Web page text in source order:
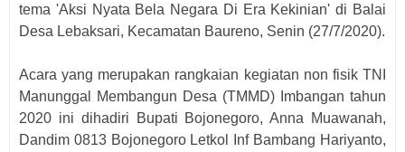
tema 'Aksi Nyata Bela Negara Di Era Kekinian' di Balai
Desa Lebaksari, Kecamatan Baureno, Senin (27/7/2020).
Acara yang merupakan rangkaian kegiatan non fisik TNI
Manunggal Membangun Desa (TMMD) Imbangan tahun
2020 ini dihadiri Bupati Bojonegoro, Anna Muawanah,
Dandim 0813 Bojonegoro Letkol Inf Bambang Hariyanto,